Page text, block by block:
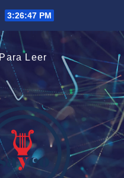
3:26:47 PM
Leer